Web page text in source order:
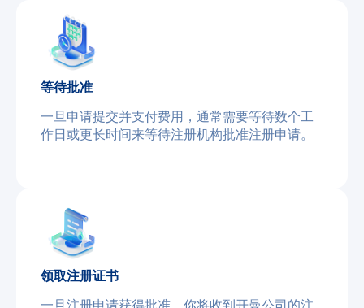
等待批准
一旦申请提交并支付费用，通常需要等待数个工
作日或更长时间来等待注册机构批准注册申请。
领取注册证书
一旦注册申请获得批准，你将收到开曼公司的注